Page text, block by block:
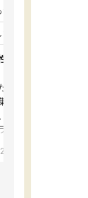
や安心感が高
準備をしたい
団指導の予備
志望校対策に
ムに不安を感
る優秀な東大
年02月19日